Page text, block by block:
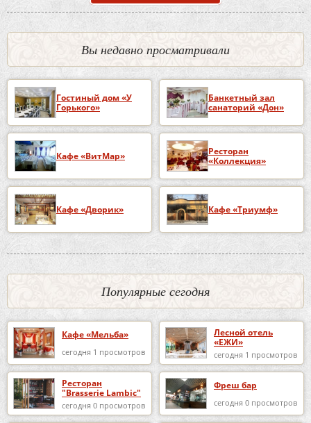
Вы недавно просматривали
Гостиный дом «У
Горького»
Банкетный зал
санаторий «Дон»
Кафе «ВитМар»
Ресторан
«Коллекция»
Кафе «Дворик» Кафе «Триумф»
Популярные сегодня
Кафе «Мельба»
сегодня 1 просмотров
Лесной отель
«ЕЖИ»
сегодня 1 просмотров
Ресторан
"Brasserie Lambic"
сегодня 0 просмотров
Фреш бар
сегодня 0 просмотров